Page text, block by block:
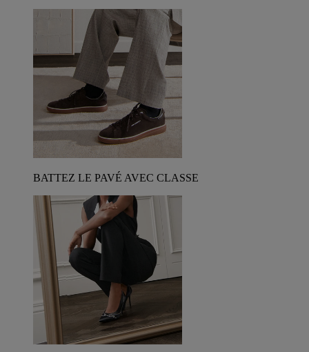
BATTEZ LE PAVÉ AVEC CLASSE